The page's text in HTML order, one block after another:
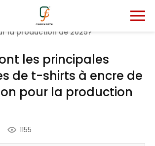
de nouvelles
Quelles sont les
de t-shirts à encre de
la production de 2025?
les principales
de t-shirts à encre de
pour la production
1155